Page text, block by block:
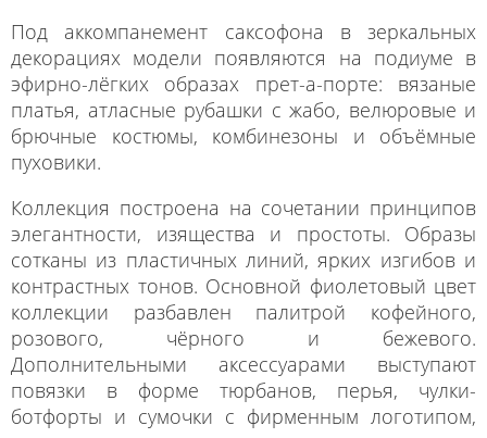
Под аккомпанемент саксофона в зеркальных
декорациях модели появляются на подиуме в
эфирно-лёгких образах прет-а-порте: вязаные
платья, атласные рубашки с жабо, велюровые и
брючные костюмы, комбинезоны и объёмные
пуховики.
Коллекция построена на сочетании принципов
элегантности, изящества и простоты. Образы
сотканы из пластичных линий, ярких изгибов и
контрастных тонов. Основной фиолетовый цвет
коллекции разбавлен палитрой кофейного,
розового, чёрного и бежевого.
Дополнительными аксессуарами выступают
повязки в форме тюрбанов, перья, чулки-
ботфорты и сумочки с фирменным логотипом,